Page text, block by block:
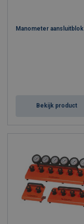
Manometer aansluitblok
Bekijk product